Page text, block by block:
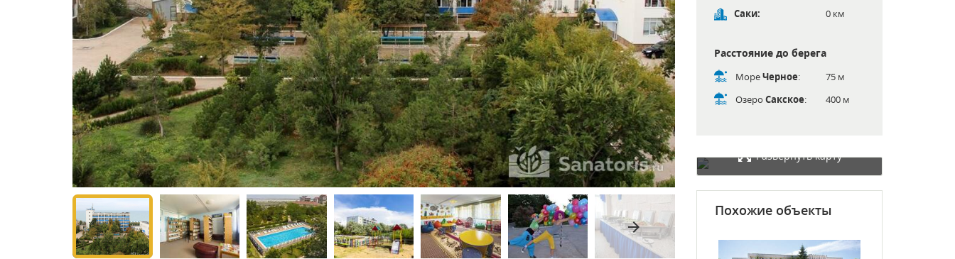
arrow_forward
Саки: 0 км
Расстояние до берега
МореЧерное:
75 м
Озеро Сакское: 400 м
Развернуть карту
Похожие объекты